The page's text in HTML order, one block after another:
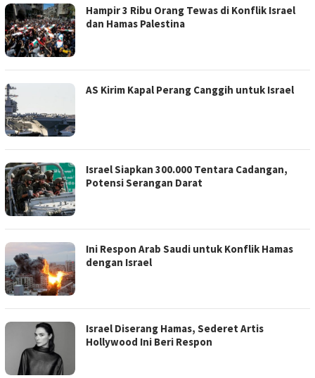
Hampir 3 Ribu Orang Tewas di Konflik Israel
dan Hamas Palestina
AS Kirim Kapal Perang Canggih untuk Israel
Israel Siapkan 300.000 Tentara Cadangan,
Potensi Serangan Darat
Ini Respon Arab Saudi untuk Konflik Hamas
dengan Israel
Israel Diserang Hamas, Sederet Artis
Hollywood Ini Beri Respon